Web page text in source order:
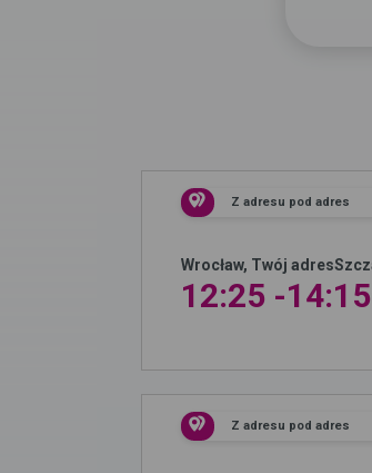
Z adresu pod adres
Wrocław, Twój adres
12:25 -14:15
Z adresu pod adres